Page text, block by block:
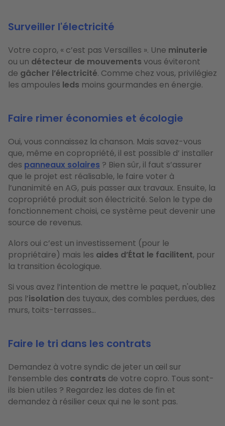
Surveiller l'électricité
Votre copro, « c’est pas Versailles ». Une minuterie
ou un détecteur de mouvements vous éviteront
de gâcher l’électricité. Comme chez vous, privilégiez
les ampoules leds moins gourmandes en énergie.
Faire rimer économies et écologie
Oui, vous connaissez la chanson. Mais savez-vous
que, même en copropriété, il est possible d’ installer
des panneaux solaires ? Bien sûr, il faut s’assurer
que le projet est réalisable, le faire voter à
l’unanimité en AG, puis passer aux travaux. Ensuite, la
copropriété produit son électricité. Selon le type de
fonctionnement choisi, ce système peut devenir une
source de revenus.
Alors oui c’est un investissement (pour le
propriétaire) mais les aides d’État le facilitent, pour
la transition écologique.
Si vous avez l’intention de mettre le paquet, n'oubliez
pas l’isolation des tuyaux, des combles perdues, des
murs, toits-terrasses…
Faire le tri dans les contrats
Demandez à votre syndic de jeter un œil sur
l’ensemble des contrats de votre copro. Tous sont-
ils bien utiles ? Regardez les dates de fin et
demandez à résilier ceux qui ne le sont pas.